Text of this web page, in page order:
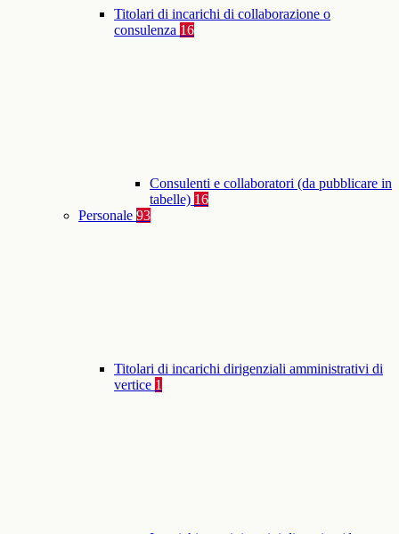
Titolari di incarichi di collaborazione o
consulenza 16
Consulenti e collaboratori (da pubblicare in
tabelle) 16
Personale 93
Titolari di incarichi dirigenziali amministrativi di
vertice 1